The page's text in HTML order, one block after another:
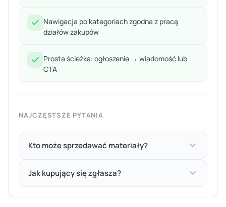
Nawigacja po kategoriach zgodna z pracą
działów zakupów
Prosta ścieżka: ogłoszenie → wiadomość lub
CTA
NAJCZĘSTSZE PYTANIA
Kto może sprzedawać materiały?
Jak kupujący się zgłasza?